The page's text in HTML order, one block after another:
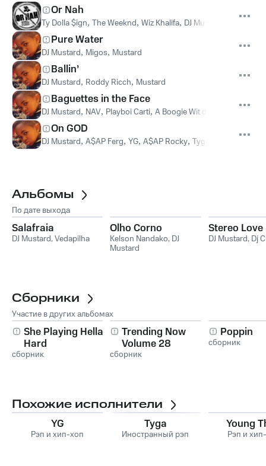
Or Nah
Ty Dolla $ign, The Weeknd, Wiz Khalifa, DJ Mustard
Pure Water
DJ Mustard, Migos, Mustard
Ballin’
DJ Mustard, Roddy Ricch, Mustard
Baguettes in the Face
DJ Mustard, NAV, Playboi Carti, A Boogie Wit da Hoodie
On GOD
DJ Mustard, A$AP Ferg, YG, A$AP Rocky, Tyga
Альбомы
По дате выхода
Salafraia
DJ Mustard,Vedapilha
Olho Corno
Kelson Nandako, DJ
Mustard
Stereo Love
DJ Mustard, Dj
Сборники
Участие в других альбомах
She Playing Hella
Hard
сборник
Trending Now
Volume 28
сборник
Poppin
сборник
Похожие исполнители
YG
Рэп и хип-хоп
Tyga
Иностранный рэп
Young
Рэп и